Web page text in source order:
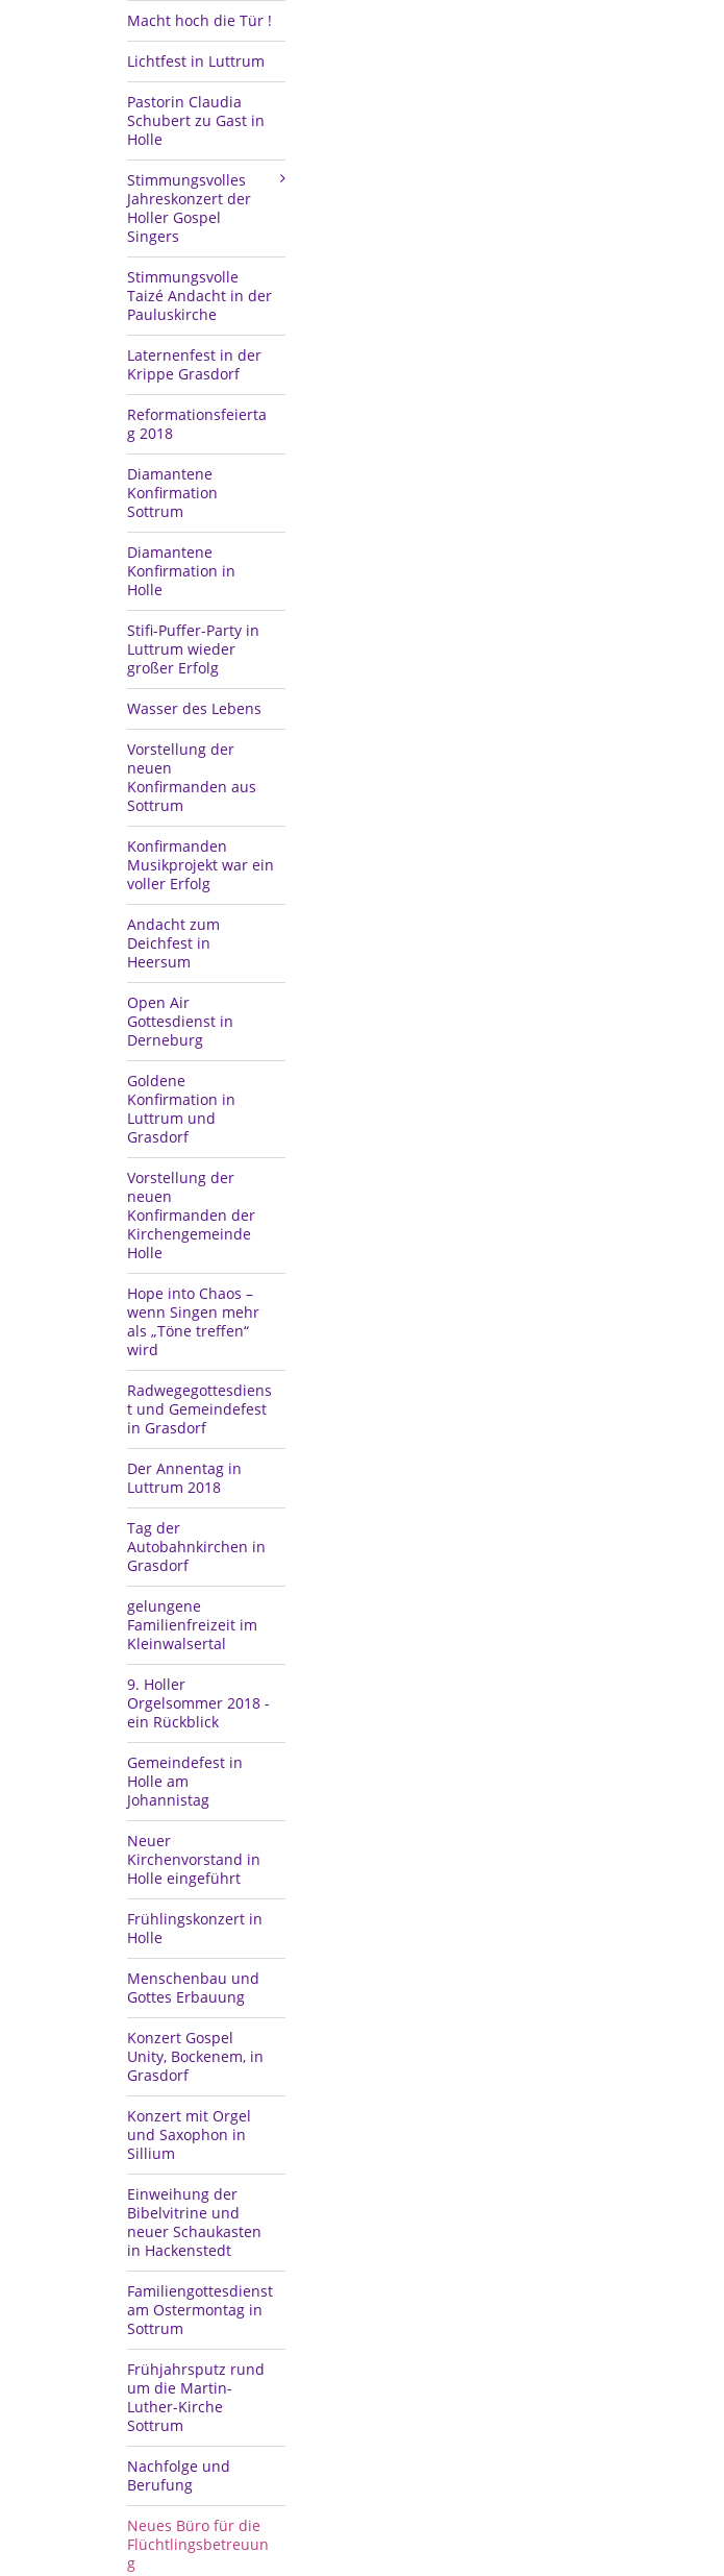
Macht hoch die Tür !
Lichtfest in Luttrum
Pastorin Claudia
Schubert zu Gast in
Holle
Stimmungsvolles
Jahreskonzert der
Holler Gospel
Singers
Stimmungsvolle
Taizé Andacht in der
Pauluskirche
Laternenfest in der
Krippe Grasdorf
Reformationsfeierta
g 2018
Diamantene
Konfirmation
Sottrum
Diamantene
Konfirmation in
Holle
Stifi-Puffer-Party in
Luttrum wieder
großer Erfolg
Wasser des Lebens
Vorstellung der
neuen
Konfirmanden aus
Sottrum
Konfirmanden
Musikprojekt war ein
voller Erfolg
Andacht zum
Deichfest in
Heersum
Open Air
Gottesdienst in
Derneburg
Goldene
Konfirmation in
Luttrum und
Grasdorf
Vorstellung der
neuen
Konfirmanden der
Kirchengemeinde
Holle
Hope into Chaos –
wenn Singen mehr
als „Töne treffen“
wird
Radwegegottesdiens
t und Gemeindefest
in Grasdorf
Der Annentag in
Luttrum 2018
Tag der
Autobahnkirchen in
Grasdorf
gelungene
Familienfreizeit im
Kleinwalsertal
9. Holler
Orgelsommer 2018 -
ein Rückblick
Gemeindefest in
Holle am
Johannistag
Neuer
Kirchenvorstand in
Holle eingeführt
Frühlingskonzert in
Holle
Menschenbau und
Gottes Erbauung
Konzert Gospel
Unity, Bockenem, in
Grasdorf
Konzert mit Orgel
und Saxophon in
Sillium
Einweihung der
Bibelvitrine und
neuer Schaukasten
in Hackenstedt
Familiengottesdienst
am Ostermontag in
Sottrum
Frühjahrsputz rund
um die Martin-
Luther-Kirche
Sottrum
Nachfolge und
Berufung
Neues Büro für die
Flüchtlingsbetreuun
g